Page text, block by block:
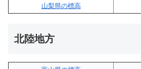
山梨県の標高
北陸地方